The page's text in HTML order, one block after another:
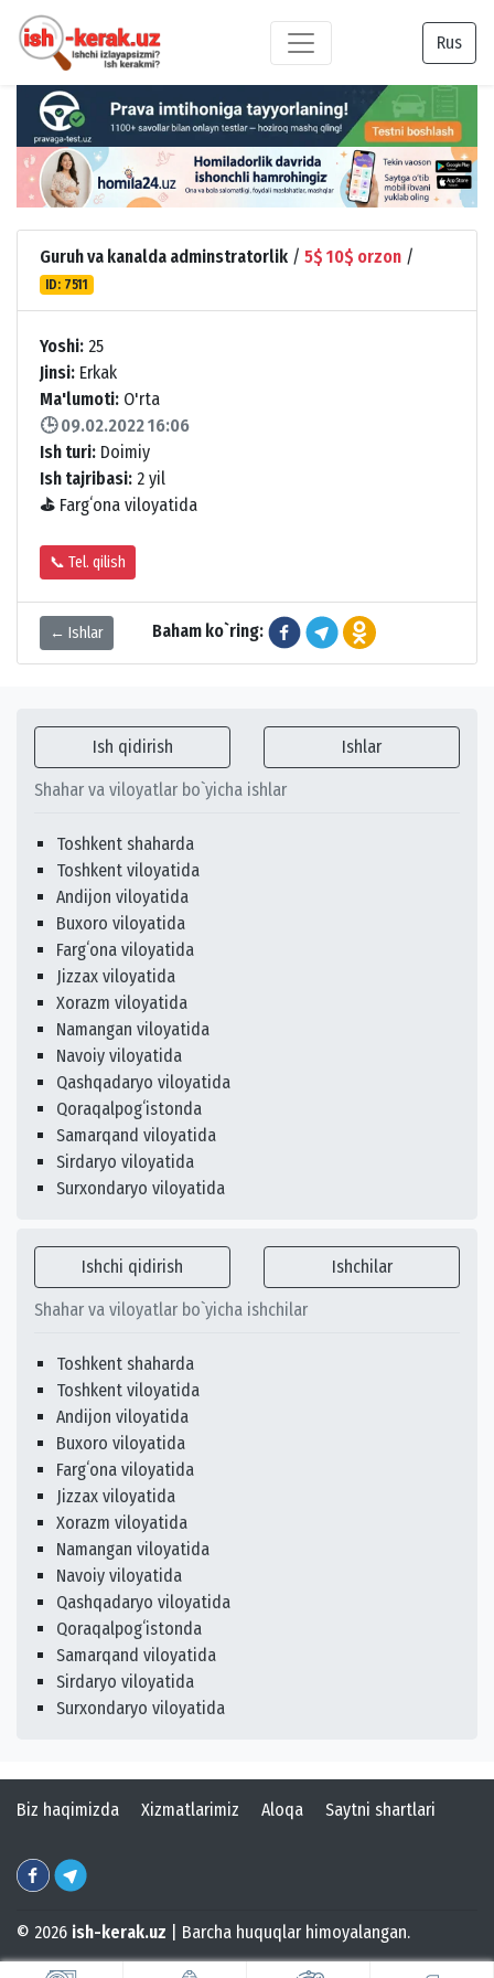
Rus
Guruh va kanalda adminstratorlik / 5$ 10$ orzon /
ID: 7511
Yoshi: 25
Jinsi: Erkak
Ma'lumoti: O'rta
🕒 09.02.2022 16:06
Ish turi: Doimiy
Ish tajribasi: 2 yil
⛳ Fargʻona viloyatida
📞 Tel. qilish
← Ishlar Baham ko`ring:
Ish qidirish Ishlar
Shahar va viloyatlar bo`yicha ishlar
Toshkent shaharda
Toshkent viloyatida
Andijon viloyatida
Buxoro viloyatida
Fargʻona viloyatida
Jizzax viloyatida
Xorazm viloyatida
Namangan viloyatida
Navoiy viloyatida
Qashqadaryo viloyatida
Qoraqalpogʻistonda
Samarqand viloyatida
Sirdaryo viloyatida
Surxondaryo viloyatida
Ishchi qidirish Ishchilar
Shahar va viloyatlar bo`yicha ishchilar
Toshkent shaharda
Toshkent viloyatida
Andijon viloyatida
Buxoro viloyatida
Fargʻona viloyatida
Jizzax viloyatida
Xorazm viloyatida
Namangan viloyatida
Navoiy viloyatida
Qashqadaryo viloyatida
Qoraqalpogʻistonda
Samarqand viloyatida
Sirdaryo viloyatida
Surxondaryo viloyatida
Biz haqimizda Xizmatlarimiz Aloqa Saytni shartlari
© 2026 ish-kerak.uz | Barcha huquqlar himoyalangan.